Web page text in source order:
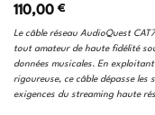
110,00 €
Le câble réseau AudioQuest
tout amateur de haute fidélité
données musicales. En
rigoureuse, ce câble dépasse
exigences du streaming haute